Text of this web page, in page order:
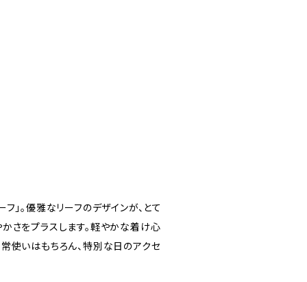
」。優雅なリーフのデザインが、とて
さをプラスします。軽やかな着け心
使いはもちろん、特別な日のアクセ